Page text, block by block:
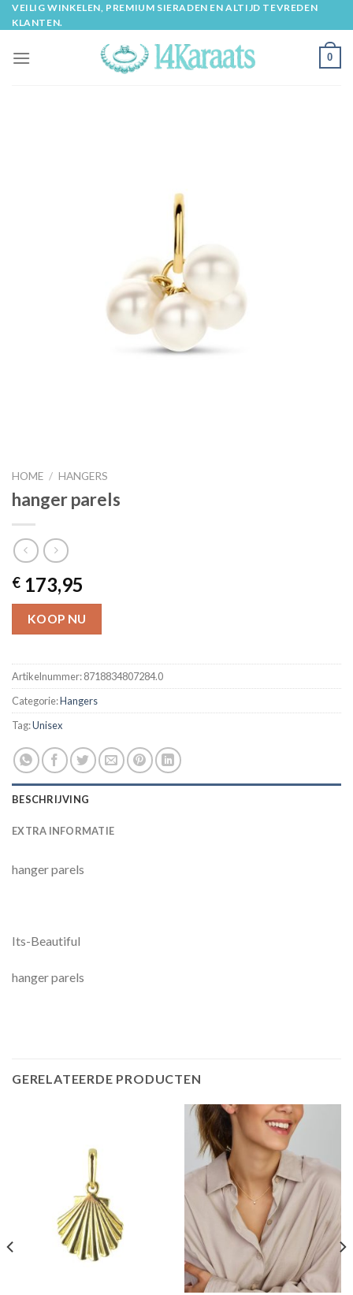
Skip
to
VEILIG WINKELEN, PREMIUM SIERADEN EN ALTIJD TEVREDEN
KLANTEN.
0
HOME / HANGERS
hanger parels
€ 173,95
KOOP NU
Artikelnummer:8718834807284.0
Categorie:Hangers
Tag:Unisex
BESCHRIJVING
EXTRA INFORMATIE
hanger parels
Its-Beautiful
hanger parels
GERELATEERDE PRODUCTEN